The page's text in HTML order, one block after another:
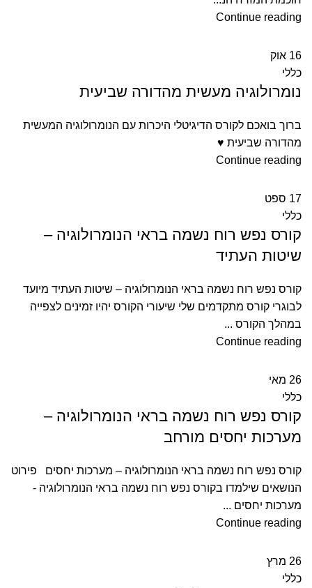
Continue reading
16 אוק
כללי
נומרולוגיה מעשית מהדורה שביעית
ברוך בואכם לקורס הדיגיטלי היכרות עם הנומרולוגיה המעשית
מהדורה שביעית ♥
Continue reading
17 ספט
כללי
קורס נפש רוח נשמה בראי הנומרולוגיה –
שיטות העתיד
קורס נפש רוח נשמה בראי הנומרולוגיה – שיטות העתיד מיועד
לבוגרי קורס מתקדמים שלי שיעורי הקורס יהיו זמינים לצפייה
במהלך הקורס ...
Continue reading
26 מאי
כללי
קורס נפש רוח נשמה בראי הנומרולוגיה –
מערכות יחסים מורחב
קורס נפש רוח נשמה בראי הנומרולוגיה – מערכות יחסים פירוט
הנושאים שילמדו בקורס נפש רוח נשמה בראי הנומרולוגיה -
מערכות יחסים ...
Continue reading
26 מרץ
כללי